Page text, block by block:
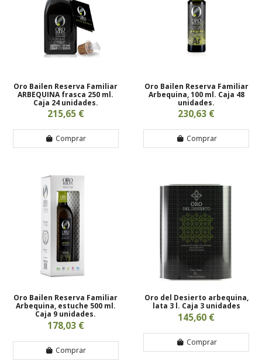
Oro Bailen Reserva Familiar
ARBEQUINA frasca 250 ml.
Caja 24 unidades.
215,65 €
Comprar
Oro Bailen Reserva Familiar
Arbequina, 100 ml. Caja 48
unidades.
230,63 €
Comprar
Oro Bailen Reserva Familiar
Arbequina, estuche 500 ml.
Caja 9 unidades.
178,03 €
Comprar
Oro del Desierto arbequina,
lata 3 l. Caja 3 unidades
145,60 €
Comprar